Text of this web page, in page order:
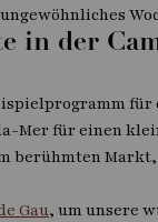
in der
Mer für einen
berühmten
Gau, um unsere